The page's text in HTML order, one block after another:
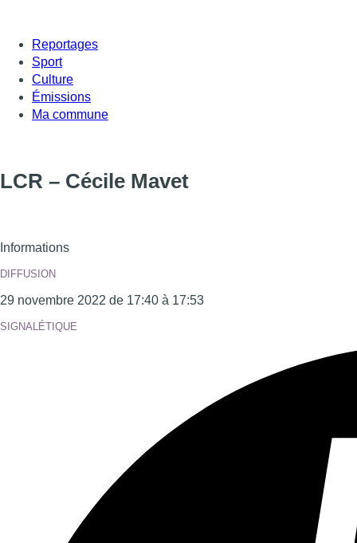
Reportages
Sport
Culture
Émissions
Ma commune
LCR – Cécile Mavet
Informations
DIFFUSION
29 novembre 2022 de 17:40 à 17:53
SIGNALÉTIQUE